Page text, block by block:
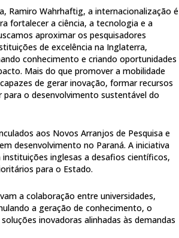
Ramiro Wahrhaftig, a internacionalização é
fortalecer a ciência, a tecnologia e a
aproximar os pesquisadores
de excelência na Inglaterra,
conhecimento e criando oportunidades
Mais do que promover a mobilidade
de gerar inovação, formar recursos
o desenvolvimento sustentável do
aos Novos Arranjos de Pesquisa e
desenvolvimento no Paraná. A iniciativa
inglesas a desafios científicos,
para o Estado.
a colaboração entre universidades,
a geração de conhecimento, o
inovadoras alinhadas às demandas